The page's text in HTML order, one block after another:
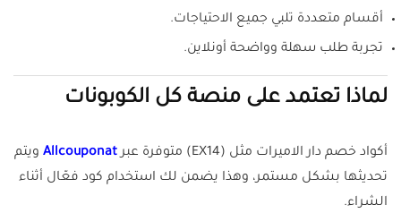
أقسام متعددة تلبي جميع الاحتياجات.
تجربة طلب سهلة وواضحة أونلاين.
لماذا تعتمد على منصة كل الكوبونات
أكواد خصم دار الاميرات مثل (EX14) متوفرة عبر Allcouponat ويتم
تحديثها بشكل مستمر، وهذا يضمن لك استخدام كود فعّال أثناء
الشراء.